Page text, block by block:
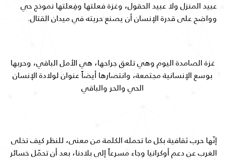
عبيد المنزل ولا عبيد الحقول، وغزة فعلتها وفِعلتها نموذج حي
وواضح على قدرة الإنسان أن يصنع حريته في ميدان القتال.
غزة الصامدة اليوم وهي تلعق جراحها، هي الأمل الباقي، وحربها
بوسع الإنسانية مجتمعة، وانتصارها أيضاً عنوان لولادة الإنسان
الحي والحر والباقي
إنّها حرب ثقافية بكل ما تحمله الكلمة من معنى، للنظر كيف تخلى
الغرب عن دعم أوكرانيا وجاء مسرعاً إلى بلادنا، بعد أن تحمّل خسائر